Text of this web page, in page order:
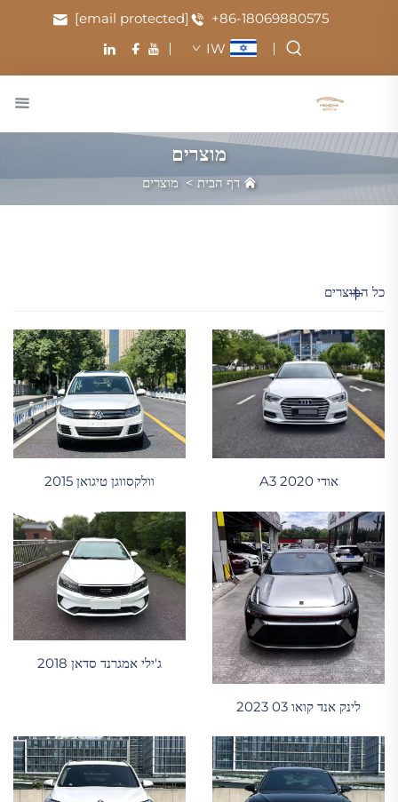
+86-18069880575
[email protected]
IW
מוצרים
דף הבית > מוצרים
כל המוצרים
אודי A3 2020 וולקסווגן טיגואן 2015
לינק אנד קואו 03 2023
ג'ילי אמגרנד סדאן 2018